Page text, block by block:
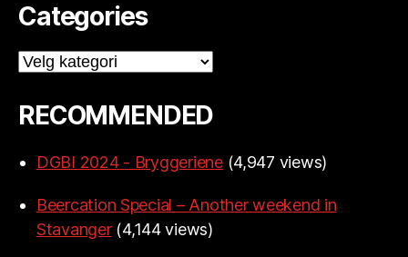
Categories
Categories
RECOMMENDED
DGBI 2024 - Bryggeriene (4,947 views)
Beercation Special – Another weekend in
Stavanger (4,144 views)